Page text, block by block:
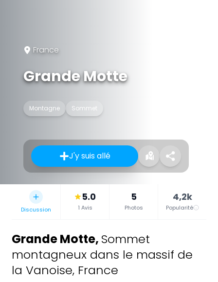
France
Grande Motte
Montagne Sommet
J'y suis allé
Discussion
5.0
1 Avis
5
Photos
4,2k
Popularité
Grande Motte, Sommet
montagneux dans le massif de
la Vanoise, France